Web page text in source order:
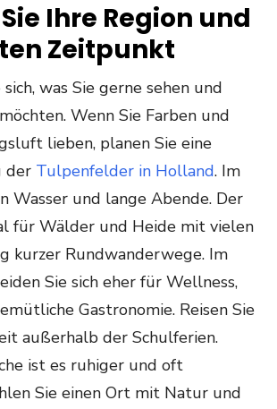
Ihre Region und
Zeitpunkt
was Sie gerne sehen und
Wenn Sie Farben und
lieben, planen Sie eine
der Tulpenfelder in Holland. Im
Wasser und lange Abende. Der
für Wälder und Heide mit vielen
kurzer Rundwanderwege. Im
Sie sich eher für Wellness,
Gastronomie. Reisen Sie
außerhalb der Schulferien.
ist es ruhiger und oft
Sie einen Ort mit Natur und